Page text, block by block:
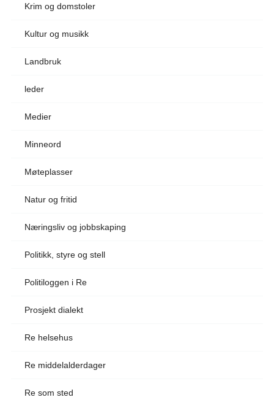
Krim og domstoler
Kultur og musikk
Landbruk
leder
Medier
Minneord
Møteplasser
Natur og fritid
Næringsliv og jobbskaping
Politikk, styre og stell
Politiloggen i Re
Prosjekt dialekt
Re helsehus
Re middelalderdager
Re som sted